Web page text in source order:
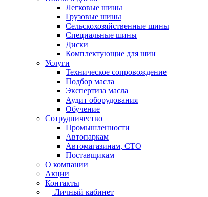
Легковые шины
Грузовые шины
Сельскохозяйственные шины
Специальные шины
Диски
Комплектующие для шин
Услуги
Техническое сопровождение
Подбор масла
Экспертиза масла
Аудит оборудования
Обучение
Сотрудничество
Промышленности
Автопаркам
Автомагазинам, СТО
Поставщикам
О компании
Акции
Контакты
Личный кабинет